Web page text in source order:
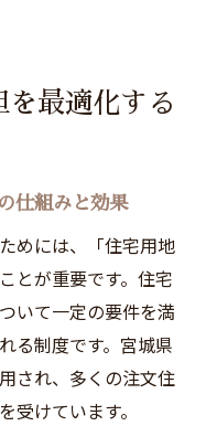
最適化する
仕組みと効果
めには、「住宅用地
とが重要です。住宅
いて一定の要件を満
る制度です。宮城県
され、多くの注文住
受けています。